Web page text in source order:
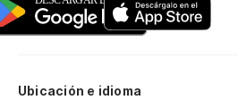
Ubicación e idioma